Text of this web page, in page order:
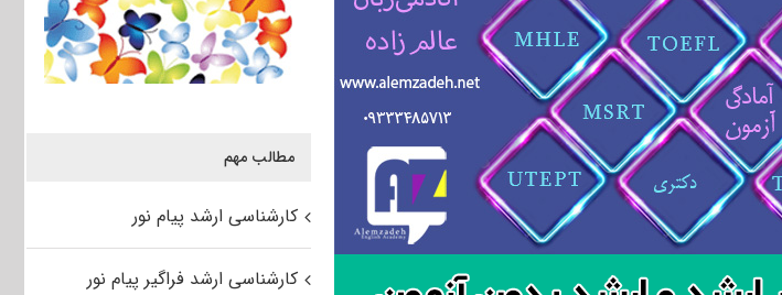
مطالب مهم
کارشناسی ارشد پیام نور
کارشناسی ارشد فراگیر پیام نور